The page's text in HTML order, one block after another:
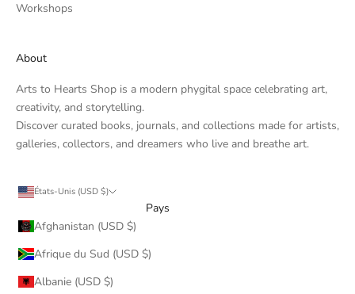
Workshops
About
Arts to Hearts Shop is a modern phygital space celebrating art,
creativity, and storytelling.
Discover curated books, journals, and collections made for artists,
galleries, collectors, and dreamers who live and breathe art.
États-Unis (USD $)
Pays
Afghanistan (USD $)
Afrique du Sud (USD $)
Albanie (USD $)